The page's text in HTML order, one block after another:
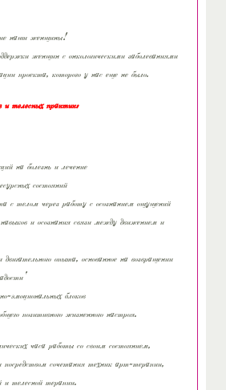
наши женщины!
женщин с онкологическими заболеваниями
проекта, которого у нас еще не было.
и телесных практик:
на болезнь и лечение
состояний
с телом через работу с осознанием ощущений
и осознания связи между движением и
опыта, основанное на возвращении
эмоциональных блоков
позитивного жизненного настроя.
часа работы со своим состоянием,
сочетания техник арт-терапии,
и телесной терапии.